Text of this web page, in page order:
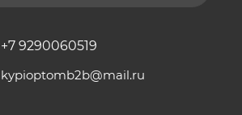
+7 9290060519
kypioptomb2b@mail.ru